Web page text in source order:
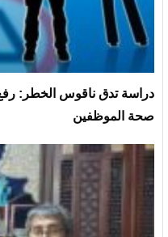
دراسة تدق ناقوس الخطر:
صحة الموظفين